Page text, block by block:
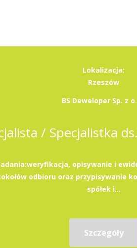
Lokalizacja:
Rzeszów
BS Deweloper Sp. z
opisywanie i
odbioru oraz przypisywanie
spółek i...
Szczegóły